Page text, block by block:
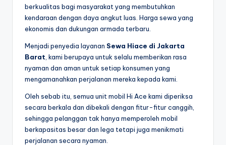
berkualitas bagi masyarakat yang membutuhkan
kendaraan dengan daya angkut luas. Harga sewa yang
ekonomis dan dukungan armada terbaru.
Menjadi penyedia layanan Sewa Hiace di Jakarta
Barat , kami berupaya untuk selalu memberikan rasa
nyaman dan aman untuk setiap konsumen yang
mengamanahkan perjalanan mereka kepada kami.
Oleh sebab itu, semua unit mobil Hi Ace kami diperiksa
secara berkala dan dibekali dengan fitur-fitur canggih,
sehingga pelanggan tak hanya memperoleh mobil
berkapasitas besar dan lega tetapi juga menikmati
perjalanan secara nyaman.